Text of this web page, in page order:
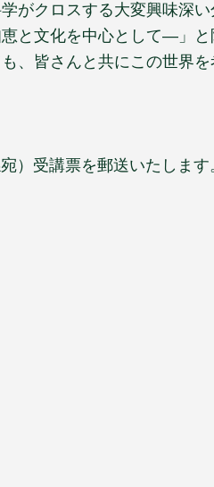
がクロスする大変興味深
と文化を中心として―」
、皆さんと共にこの世界を
受講票を郵送いたします